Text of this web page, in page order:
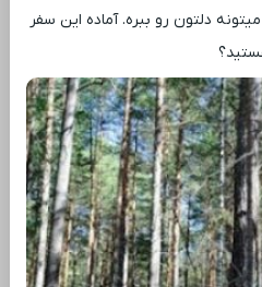
دلتون رو ببره. آماده این سفر